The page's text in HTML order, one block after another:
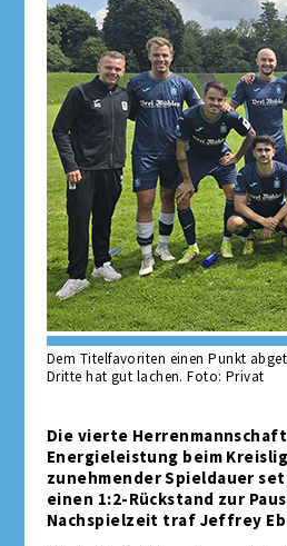
Dem Titelfavoriten einen Punkt
Dritte hat gut lachen. Foto: Privat
Die vierte
Energieleistung beim
zunehmender Spieldauer
einen 1:2-Rückstand zur
Nachspielzeit traf Jeffrey